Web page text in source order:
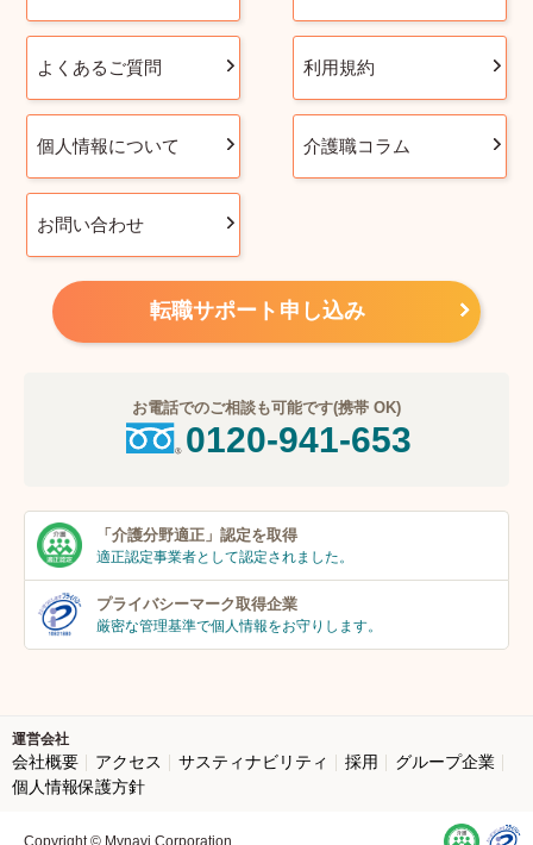
よくあるご質問 利用規約
個人情報について 介護職コラム
お問い合わせ
転職サポート申し込み
お電話でのご相談も可能です(携帯 OK)
0120-941-653
「介護分野適正」 認定を取得
適正認定事業者として認定されました。
プライバシーマーク取得企業
厳密な管理基準で個人情報をお守りします。
運営会社
会社概要 アクセス サスティナビリティ 採用
グループ企業
個人情報保護方針
Copyright © Mynavi Corporation